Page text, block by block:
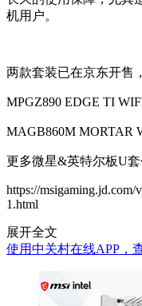
机用户。
两款套装已在京东开售
MPGZ890 EDGE TI
MAGB860M MORTAR
更多微星&英特尔板U套
https://msigaming.jd.com/
1.html
展开全文
使用中关村在线APP，